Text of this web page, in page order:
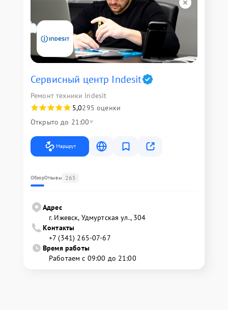
Сервисный центр Indesit
Ремонт техники Indesit
5,0295 оценки
Открыто до 21:00
Маршрут
ОбзорОтзывы 265
Адрес
г. Ижевск, Удмуртская ул., 304
Контакты
+7 (341) 265-07-67
Время работы
Работаем с 09:00 до 21:00